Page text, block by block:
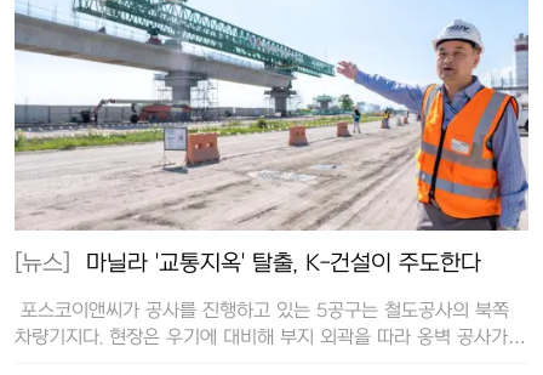
[뉴스] 마닐라 '교통지옥' 탈출, K-건설이 주도한다
포스코이앤씨가 공사를 진행하고 있는 5공구는 철도공사의 북쪽
차량기지다. 현장은 우기에 대비해 부지 외곽을 따라 옹벽 공사가